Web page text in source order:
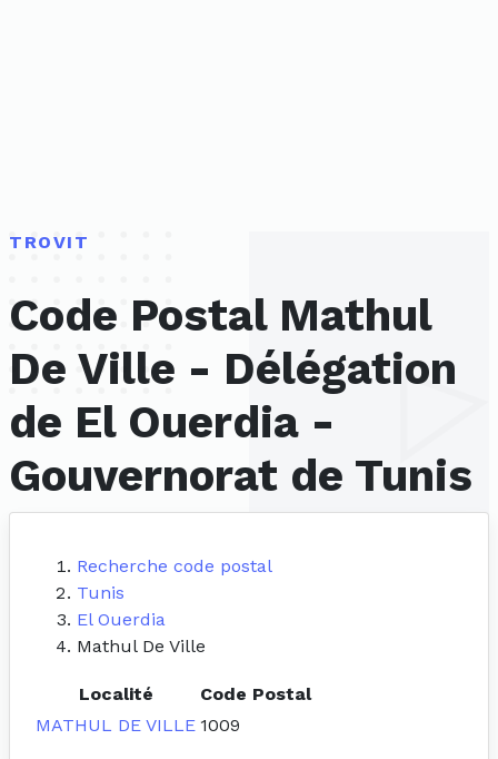
TROVIT
Code Postal Mathul
De Ville - Délégation
de El Ouerdia -
Gouvernorat de Tunis
Recherche code postal
Tunis
El Ouerdia
Mathul De Ville
Localité
Code Postal
MATHUL DE VILLE 1009